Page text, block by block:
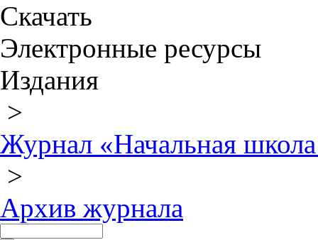
Скачать
Электронные ресурсы
Издания
>
Журнал «Начальная
>
Архив журнала